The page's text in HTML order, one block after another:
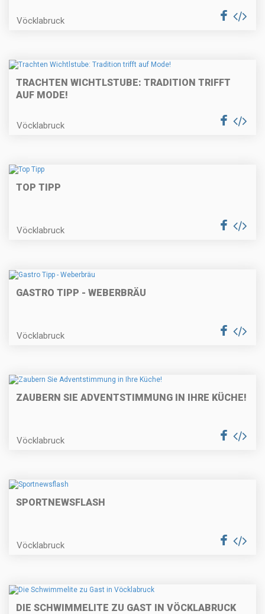
Vöcklabruck
TRACHTEN WICHTLSTUBE: TRADITION TRIFFT
AUF MODE!
Vöcklabruck
TOP TIPP
Vöcklabruck
GASTRO TIPP - WEBERBRÄU
Vöcklabruck
ZAUBERN SIE ADVENTSTIMMUNG IN IHRE KÜCHE!
Vöcklabruck
SPORTNEWSFLASH
Vöcklabruck
DIE SCHWIMMELITE ZU GAST IN VÖCKLABRUCK